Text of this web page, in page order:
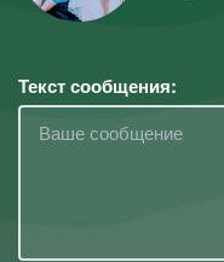
Текст сообщения: